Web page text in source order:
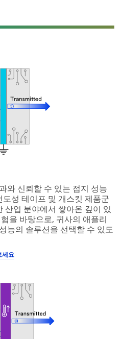
와 신뢰할 수 있는 접지 성능
성 테이프 및 개스킷 제품군
산업 분야에서 쌓아온 깊이 있
을 바탕으로, 귀사의 애플리
능의 솔루션을 선택할 수 있도
세요